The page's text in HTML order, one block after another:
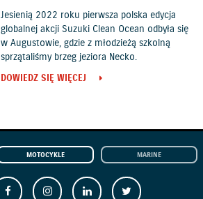
Jesienią 2022 roku pierwsza polska edycja
globalnej akcji Suzuki Clean Ocean odbyła się
w Augustowie, gdzie z młodzieżą szkolną
sprzątaliśmy brzeg jeziora Necko.
DOWIEDZ SIĘ WIĘCEJ
MOTOCYKLE MARINE